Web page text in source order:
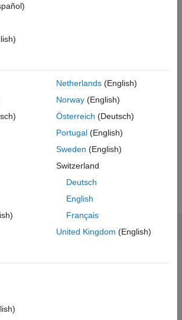
터저장소를 만듭니다. 데이터저장소는 너무
수 없는 데이터를 모아놓은 저장 공간입니다.
이터를 읽고 처리할 수 있습니다.
Name,Value)는 하나 이상의 이름-값
여
에 대한 추가 파라미터를 지정합니다.
를 지정하여 이미지 파일을 저장할
들 수 있습니다.
이터의 데이터저장소 생성
습니다.
락된 데이터를 가져오는 작업을 관리하려면
Netherlands(English)
Norway(English)
Österreich (Deutsch)
Portugal(English)
Sweden (English)
Switzerland
Deutsch
English
Français
United Kingdom (English)